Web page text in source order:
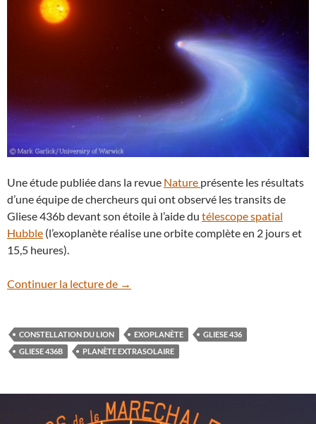
Une étude publiée dans la revue Nature présente les résultats
d’une équipe de chercheurs qui ont observé les transits de
Gliese 436b devant son étoile à l’aide du télescope spatial
Hubble (l’exoplanète réalise une orbite complète en 2 jours et
15,5 heures).
Continuer la lecture de Gliese 436b, l’exoplanète qui traîne une
→
CONSTELLATION DU LION EXOPLANÈTE
GLIESE 436
GLIESE 436B
PLANÈTE EXTRASOLAIRE